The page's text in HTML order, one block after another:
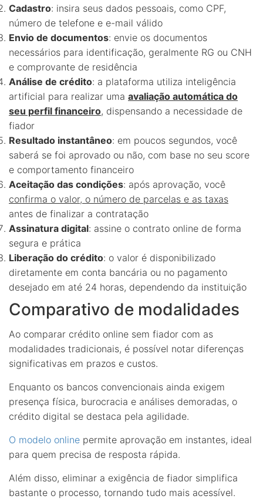
Cadastro: insira seus dados pessoais, como CPF,
número de telefone e e-mail válido
Envio de documentos: envie os documentos
necessários para identificação, geralmente RG ou CNH
e comprovante de residência
Análise de crédito: a plataforma utiliza inteligência
artificial para realizar uma avaliação automática do
seu perfil financeiro, dispensando a necessidade de
fiador
Resultado instantâneo: em poucos segundos, você
saberá se foi aprovado ou não, com base no seu score
e comportamento financeiro
Aceitação das condições: após aprovação, você
confirma o valor, o número de parcelas e as taxas
antes de finalizar a contratação
Assinatura digital: assine o contrato online de forma
segura e prática
Liberação do crédito: o valor é disponibilizado
diretamente em conta bancária ou no pagamento
desejado em até 24 horas, dependendo da instituição
Comparativo de modalidades
Ao comparar crédito online sem fiador com as
modalidades tradicionais, é possível notar diferenças
significativas em prazos e custos.
Enquanto os bancos convencionais ainda exigem
presença física, burocracia e análises demoradas, o
crédito digital se destaca pela agilidade.
O modelo online permite aprovação em instantes, ideal
para quem precisa de resposta rápida.
Além disso, eliminar a exigência de fiador simplifica
bastante o processo, tornando tudo mais acessível.